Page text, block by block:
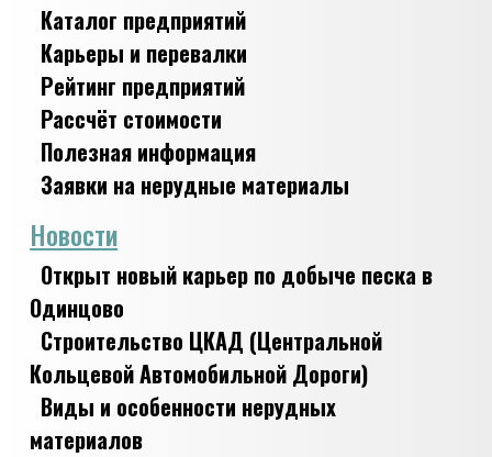
Каталог предприятий
Карьеры и перевалки
Рейтинг предприятий
Рассчёт стоимости
Полезная информация
Заявки на нерудные материалы
Новости
Открыт новый карьер по добыче песка в
Одинцово
Строительство ЦКАД (Центральной
Кольцевой Автомобильной Дороги)
Виды и особенности нерудных
материалов